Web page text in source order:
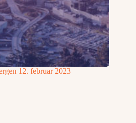
12. februar 2023